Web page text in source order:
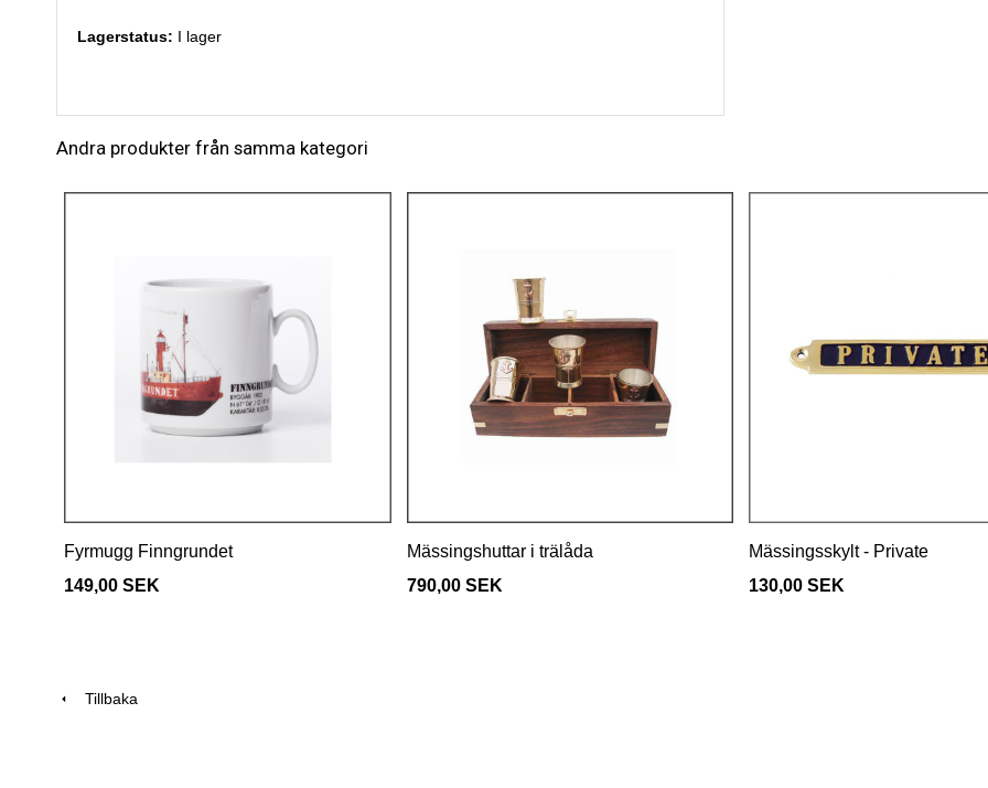
Lagerstatus: I lager
Andra produkter från samma kategori
Fyrmugg Finngrundet
149,00 SEK
Mässingshuttar i trälåda
790,00 SEK
Mässingsskylt - Private
130,00 SEK
Tillbaka